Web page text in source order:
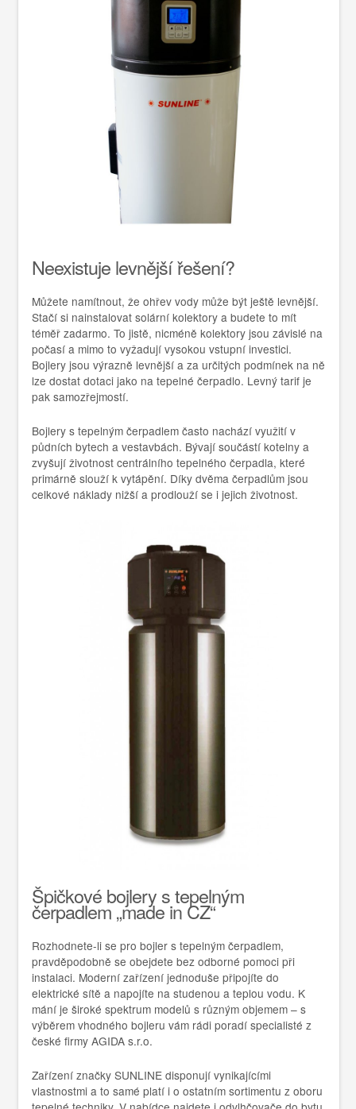
Neexistuje levnější řešení?
Můžete namítnout, že ohřev vody může být ještě levnější.
Stačí si nainstalovat solární kolektory a budete to mít
téměř zadarmo. To jistě, nicméně kolektory jsou závislé na
počasí a mimo to vyžadují vysokou vstupní investici.
Bojlery jsou výrazně levnější a za určitých podmínek na ně
lze dostat dotaci jako na tepelné čerpadlo. Levný tarif je
pak samozřejmostí.
Bojlery s tepelným čerpadlem často nachází využití v
půdních bytech a vestavbách. Bývají součástí kotelny a
zvyšují životnost centrálního tepelného čerpadla, které
primárně slouží k vytápění. Díky dvěma čerpadlům jsou
celkové náklady nižší a prodlouží se i jejich životnost.
Špičkové bojlery s tepelným
čerpadlem „made in CZ“
Rozhodnete-li se pro bojler s tepelným čerpadlem,
pravděpodobně se obejdete bez odborné pomoci při
instalaci. Moderní zařízení jednoduše připojíte do
elektrické sítě a napojíte na studenou a teplou vodu. K
mání je široké spektrum modelů s různým objemem – s
výběrem vhodného bojleru vám rádi poradí specialisté z
české firmy AGIDA s.r.o.
Zařízení značky SUNLINE disponují vynikajícími
vlastnostmi a to samé platí i o ostatním sortimentu z oboru